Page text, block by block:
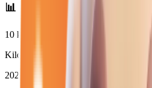
📊 Statistiques des
10 km
Kilométrage moyen
2026